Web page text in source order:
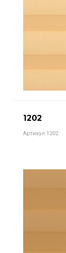
1202
Артикул 1202